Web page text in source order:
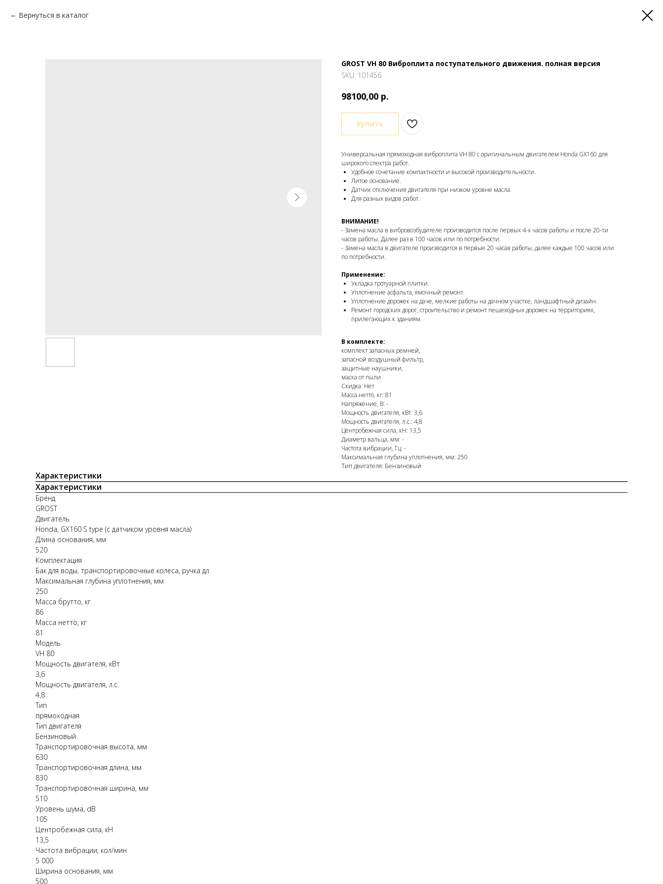
Вернуться в каталог
GROST VH 80 Виброплита поступательного движения. полная версия
SKU: 101456
98100,00 р.
Купить
Универсальная прямоходная виброплита VH 80 с оригинальным двигателем Honda GX160 для
широкого спектра работ.
Удобное сочетание компактности и высокой производительности.
Литое основание.
Датчик отключения двигателя при низком уровне масла.
Для разных видов работ.
ВНИМАНИЕ!
- Замена масла в вибровозбудителе производится после первых 4-х часов работы и после 20-ти
часов работы. Далее раз в 100 часов или по потребности.
- Замена масла в двигателе производится в первые 20 часав работы, далее каждые 100 часов или
по потребности.
Применение:
Укладка тротуарной плитки.
Уплотнение асфальта, ямочный ремонт.
Уплотнение дорожек на даче, мелкие работы на дачном участке, ландшафтный дизайн.
Ремонт городских дорог, строительство и ремонт пешеходных дорожек на территориях,
прилегающих к зданиям.
В комплекте:
комплект запасных ремней,
запасной воздушный фильтр,
защитные наушники,
маска от пыли
Скидка: Нет
Масса нетто, кг: 81
Напряжение, В: -
Мощность двигателя, кВт: 3,6
Мощность двигателя, л.с.: 4,8
Центробежная сила, кН: 13,5
Диаметр вальца, мм: -
Частота вибрации, Гц: -
Максимальная глубина уплотнения, мм: 250
Тип двигателя: Бензиновый
Характеристики
Характеристики
Бренд
GROST
Двигатель
Honda, GX160 S type (с датчиком уровня масла)
Длина основания, мм
520
Комплектация
Бак для воды, транспортировочные колеса, ручка дл
Максимальная глубина уплотнения, мм
250
Масса брутто, кг
86
Масса нетто, кг
81
Модель
VH 80
Мощность двигателя, кВт
3,6
Мощность двигателя, л.с.
4,8
Тип
прямоходная
Тип двигателя
Бензиновый
Транспортировочная высота, мм
630
Транспортировочная длина, мм
830
Транспортировочная ширина, мм
510
Уровень шума, dB
105
Центробежная сила, кН
13,5
Частота вибрации, кол/мин
5 000
Ширина основания, мм
500